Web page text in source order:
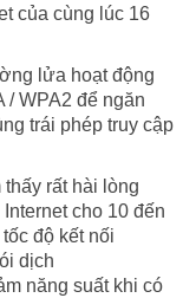
của cùng lúc 16
lửa hoạt động
/ WPA2 để ngăn
trái phép truy cập
rất hài lòng
cho 10 đến
độ kết nối
dịch
năng suất khi có